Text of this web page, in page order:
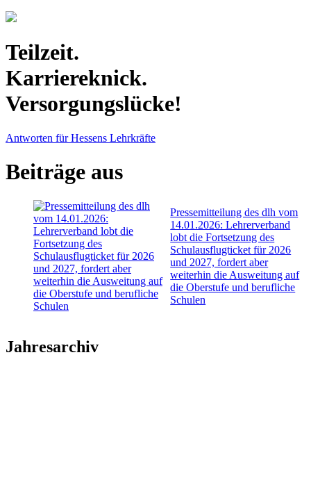
Teilzeit.
Karriereknick.
Versorgungslücke!
Antworten für Hessens Lehrkräfte
Beiträge aus
Pressemitteilung des dlh vom
14.01.2026: Lehrerverband
lobt die Fortsetzung des
Schulausflugticket für 2026
und 2027, fordert aber
weiterhin die Ausweitung auf
die Oberstufe und berufliche
Schulen
Jahresarchiv